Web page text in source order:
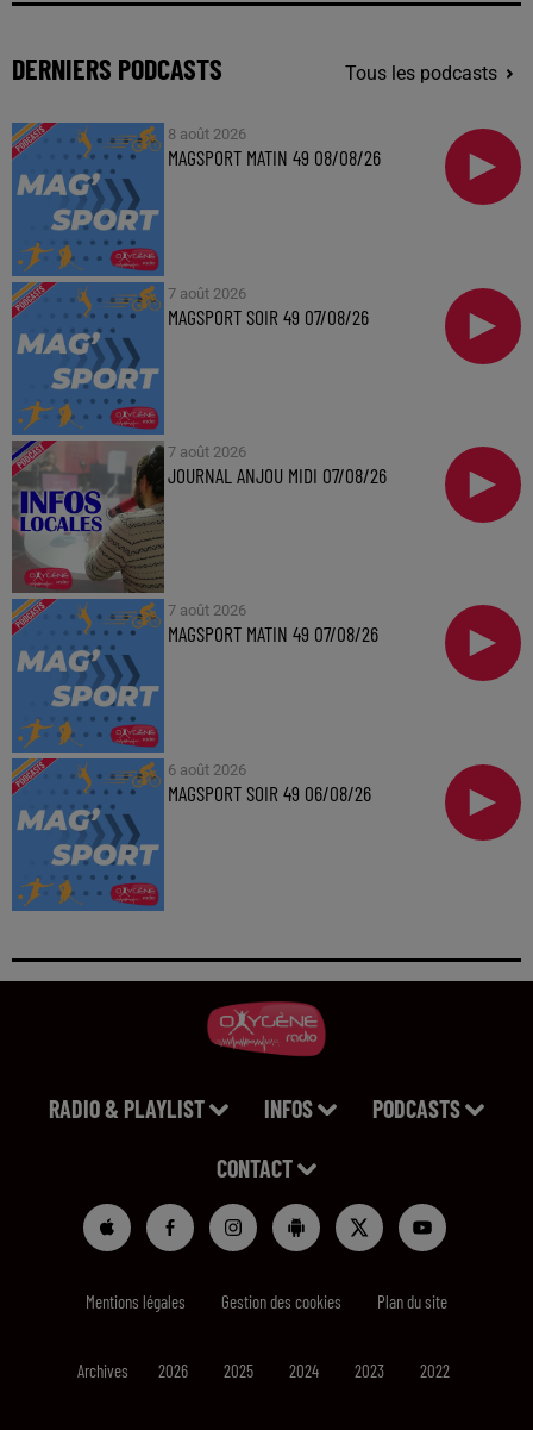
DERNIERS PODCASTS Tous les podcasts
8 août 2026
MAGSPORT MATIN 49 08/08/26
7 août 2026
MAGSPORT SOIR 49 07/08/26
7 août 2026
JOURNAL ANJOU MIDI 07/08/26
7 août 2026
MAGSPORT MATIN 49 07/08/26
6 août 2026
MAGSPORT SOIR 49 06/08/26
RADIO & PLAYLIST INFOS PODCASTS
CONTACT
Mentions légales Gestion des cookies Plan du site
Archives 2026 2025 2024 2023 2022